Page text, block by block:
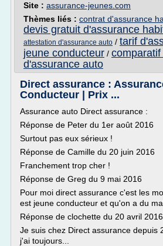
Site : assurance-jeunes.com
Thèmes liés : contrat d'assurance
devis gratuit d'assurance
attestation d'assurance auto / tarif
jeune conducteur /
d'assurance auto
Direct assurance :
Conducteur | Prix ...
Assurance auto Direct assurance :
Réponse de Peter du 1er août 2016
Surtout pas eux sérieux !
Réponse de Camille du 20 juin 2016
Franchement trop cher !
Réponse de Greg du 9 mai 2016
Pour moi direct assurance c'est les
est jeune conducteur et qu'on a du
Réponse de clochette du 20 avril 2016
Je suis chez Direct assurance depuis
j'ai toujours...